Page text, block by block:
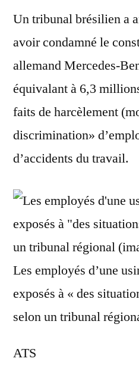
Un tribunal brésilien a
avoir condamné le
allemand Mercedes-
équivalant à 6,3
faits de harcèlement
discrimination»
d’accidents du travail.
Les employés d’une
exposés à « des
selon un tribunal
ATS